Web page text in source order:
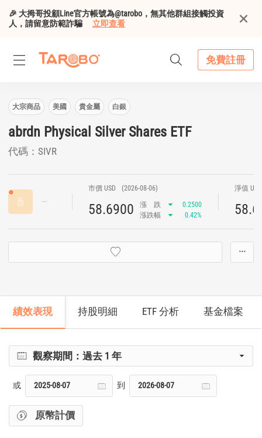
🎉 大拇哥投顧Line官方帳號為@tarobo，無其他群組接觸投資
人，請留意防範詐騙
立即查看
免費註冊
大宗商品 美國 貴金屬 白銀
abrdn Physical Silver Shares ETF
代碼：SIVR
市價 USD (2026-08-06)
58.6900 漲 跌
0.2500
漲跌幅
0.42%
淨值
···
績效表現 持股明細 ETF 分析 基金檔案
觀察期間：過去 1 年
或 到
原幣計價